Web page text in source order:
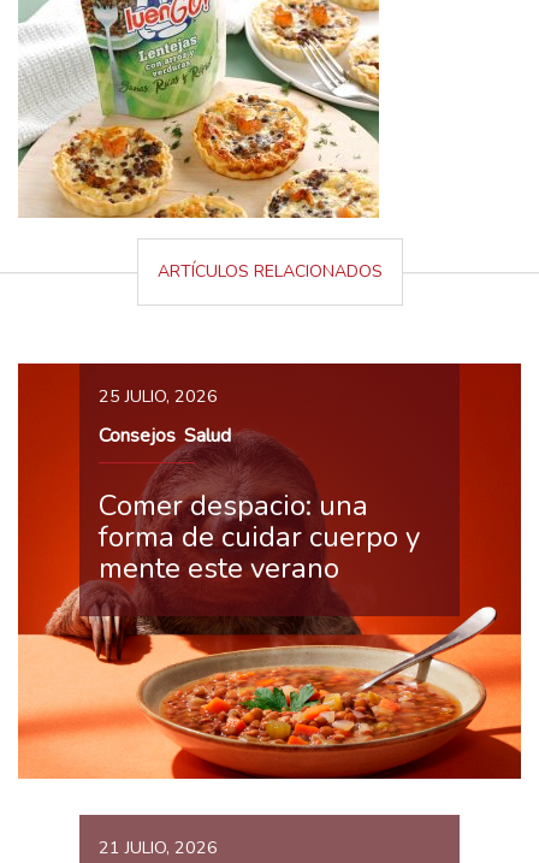
ARTÍCULOS RELACIONADOS
25 JULIO, 2026
Consejos, Salud
Comer despacio: una
forma de cuidar cuerpo y
mente este verano
21 JULIO, 2026